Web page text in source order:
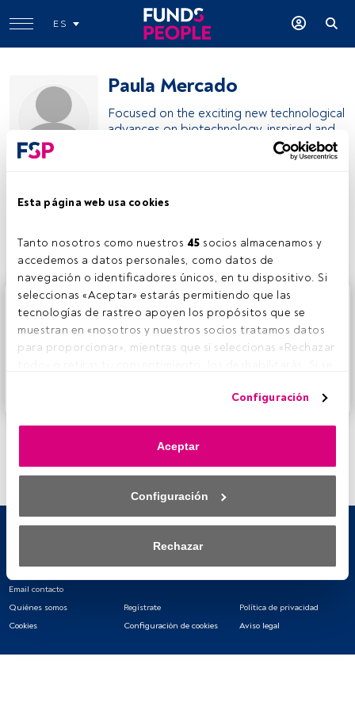
Esta página web usa cookies
Tanto nosotros como nuestros 45 socios almacenamos y
accedemos a datos personales, como datos de
navegación o identificadores únicos, en tu dispositivo. Si
seleccionas «Aceptar» estarás permitiendo que las
tecnologías de rastreo apoyen los propósitos que se
muestran en «nosotros y nuestros socios tratamos datos
para proporcionar», mientras que si seleccionas «Rechazar
anuncios que ves podrían dejar de ser relevantes para ti.
momento haciendo clic en el enlace «Preferencias de
privacidad» que aparece en la parte inferior de la página
la izquierda de la página web). Tus opciones tendrán
saber más, consulta nuestra política de privacidad.
datos para proporcionar:
activamente las características del dispositivo para su
identificación. Almacenar la información en un dispositivo
Configuración
Aceptar
Configuración
Rechazar
ES
Paula Mercado
Focused on the exciting new technological
advances on biotechnology, inspired and
boosted by AI and demographics.
Paula Mercado
Este es un artículo exclusivo para los usuarios registrados
de FundsPeople. Si ya estás registrado, accede desde el
botón Login. Si aún no tienes cuenta, te invitamos a
registrarte y disfrutar de todo el universo que ofrece
Email contacto
Quiénes somos
Regístrate
Política de privacidad
Cookies
Configuración de cookies Aviso legal